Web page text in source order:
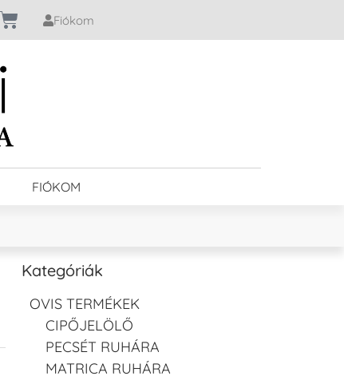
Fiókom
FIÓKOM
Kategóriák
OVIS TERMÉKEK
CIPŐJELÖLŐ
PECSÉT RUHÁRA
MATRICA RUHÁRA